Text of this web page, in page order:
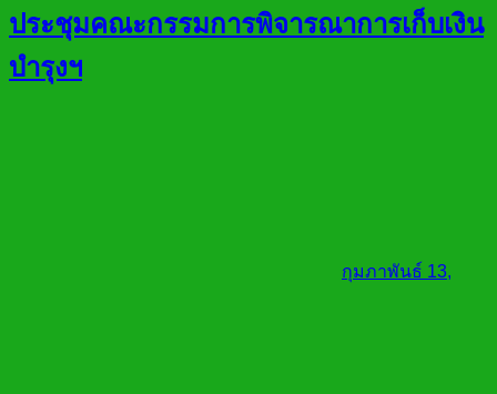
ประชุมคณะกรรมการพิจารณาการเก็บเงิน
บำรุงฯ
กุมภาพันธ์ 13,